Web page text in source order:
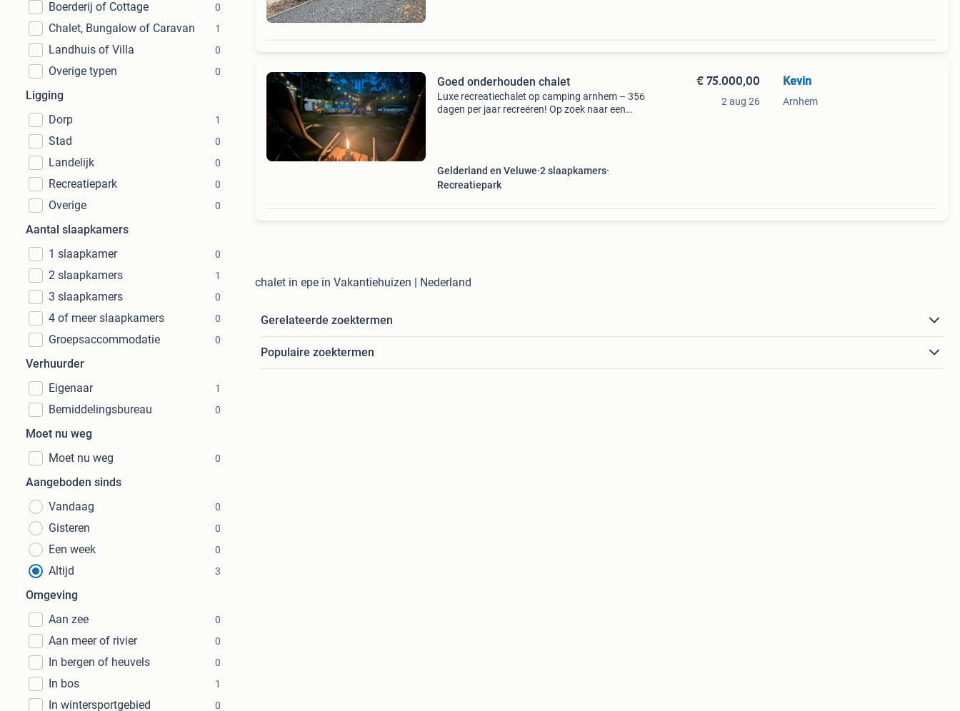
Boerderij of Cottage 0
Chalet, Bungalow of Caravan 1
Landhuis of Villa 0
Overige typen 0
Ligging
Dorp
1
Stad 0
Landelijk 0
Recreatiepark 0
Overige 0
Aantal slaapkamers
1 slaapkamer
0
2 slaapkamers 1
3 slaapkamers 0
4 of meer slaapkamers 0
Groepsaccommodatie 0
Verhuurder
Eigenaar
1
Bemiddelingsbureau 0
Moet nu weg
Moet nu weg
0
Aangeboden sinds
Vandaag
0
Gisteren 0
Een week 0
Altijd 3
Omgeving
Aan zee
0
Aan meer of rivier 0
In bergen of heuvels 0
In bos 1
In wintersportgebied 0
Goed onderhouden chalet
Luxe recreatiechalet op camping arnhem – 356
dagen per jaar recreëren! Op zoek naar een
Gelderland en Veluwe 2 slaapkamers
Recreatiepark
€ 75.000,00
2 aug 26
Kevin
Arnhem
chalet in epe in Vakantiehuizen | Nederland
Gerelateerde zoektermen
Populaire zoektermen